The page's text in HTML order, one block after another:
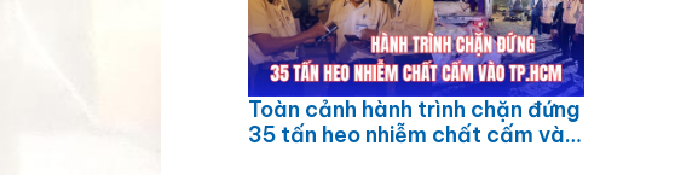
Toàn cảnh hành trình chặn đứng
35 tấn heo nhiễm chất cấm vào